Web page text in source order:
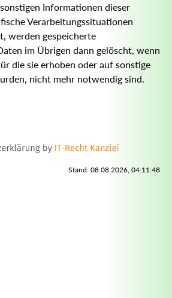
Informationen dieser
Verarbeitungssituationen
werden gespeicherte
im Übrigen dann gelöscht, wenn
die sie erhoben oder auf sonstige
nicht mehr notwendig sind.
Stand: 08.08.2026, 04:11:48